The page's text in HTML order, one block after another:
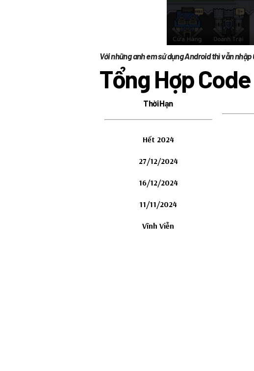
Với những anh em sử dụng Android thì vẫn nhập
Tổng Hợp
Thời Hạn
Hết 2024
27/12/2024
16/12/2024
11/11/2024
Vĩnh Viễn